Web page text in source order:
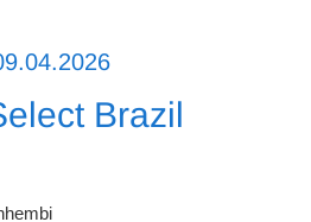
Brazil